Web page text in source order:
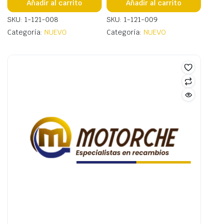
Añadir al carrito
SKU: 1-121-008
Categoría: NUEVO
Añadir al carrito
SKU: 1-121-009
Categoría: NUEVO